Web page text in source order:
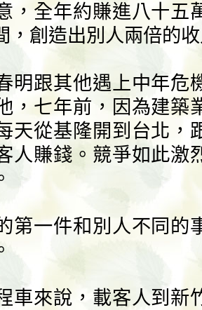
，全年約賺進八十五
，創造出別人兩倍的
明跟其他遇上中年危
，七年前，因為建築
天從基隆開到台北，
人賺錢。競爭如此激
第一件和別人不同的
車來說，載客人到新